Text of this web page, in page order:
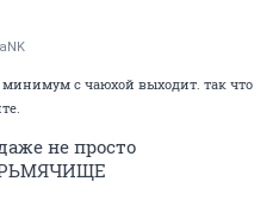
минимум с чаюхой выходит. так что
не просто